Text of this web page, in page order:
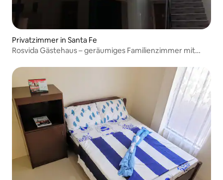
Privatzimmer in Santa Fe
Rosvida Gästehaus – geräumiges Familienzimmer mit